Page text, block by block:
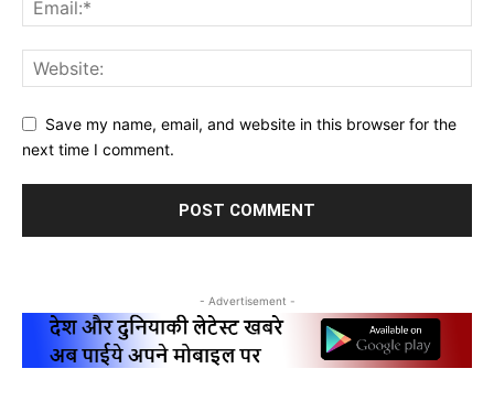
Save my name, email, and website in this browser for the
next time I comment.
- Advertisement -